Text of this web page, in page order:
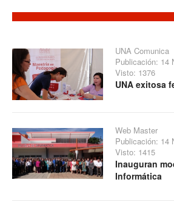
UNA Comunica
Publicación: 14
Visto: 1376
UNA exitosa
Web Master
Publicación: 14
Visto: 1415
Inauguran
Informática